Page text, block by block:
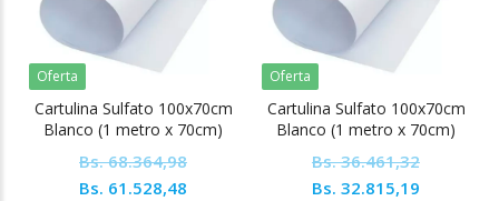
Oferta
Cartulina Sulfato 100x70cm
Blanco (1 metro x 70cm)
Bs.68.364,98
Original
Bs. 61.528,48
Oferta
Cartulina Sulfato 100x70cm
Blanco (1 metro x 70cm)
Bs.36.461,32
Original
Bs. 32.815,19